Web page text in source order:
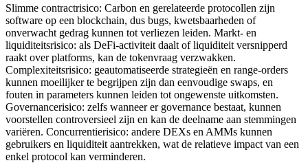
Slimme contractrisico: Carbon en gerelateerde protocollen zijn
software op een blockchain, dus bugs, kwetsbaarheden of
onverwacht gedrag kunnen tot verliezen leiden. Markt- en
liquiditeitsrisico: als DeFi-activiteit daalt of liquiditeit versnipperd
raakt over platforms, kan de tokenvraag verzwakken.
Complexiteitsrisico: geautomatiseerde strategieën en range-orders
kunnen moeilijker te begrijpen zijn dan eenvoudige swaps, en
fouten in parameters kunnen leiden tot ongewenste uitkomsten.
Governancerisico: zelfs wanneer er governance bestaat, kunnen
voorstellen controversieel zijn en kan de deelname aan stemmingen
variëren. Concurrentierisico: andere DEXs en AMMs kunnen
gebruikers en liquiditeit aantrekken, wat de relatieve impact van een
enkel protocol kan verminderen.